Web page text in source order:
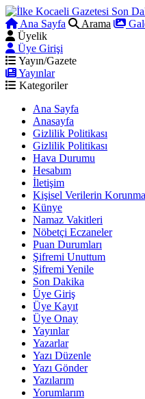
Ana Sayfa Arama
Üyelik
Üye Girişi
Yayın/Gazete
Yayınlar
Kategoriler
Ana Sayfa
Anasayfa
Gizlilik Politikası
Gizlilik Politikası
Hava Durumu
Hesabım
İletişim
Kişisel Verilerin
Künye
Namaz Vakitleri
Nöbetçi Eczaneler
Puan Durumları
Şifremi Unuttum
Şifremi Yenile
Son Dakika
Üye Giriş
Üye Kayıt
Üye Onay
Yayınlar
Yazarlar
Yazı Düzenle
Yazı Gönder
Yazılarım
Yorumlarım